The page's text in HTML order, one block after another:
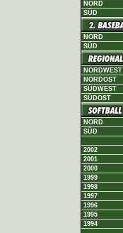
NORD
SÜD
NORD
SÜD
NORDWEST
NORDOST
SÜDWEST
SÜDOST
NORD
SÜD
2002
2001
2000
1999
1998
1997
1996
1995
1994